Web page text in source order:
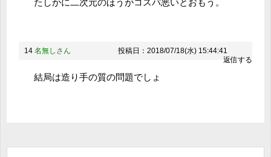
たしかに二次元のほうがコスパ悪いとおもう。
14 名無しさん
投稿日：2018/07/18(水) 15:44:41
返信する
結局は造り手の質の問題でしょ